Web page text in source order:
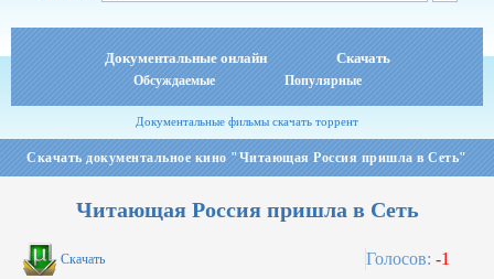
Документальные онлайн Скачать
Обсуждаемые Популярные
Документальные фильмы скачать торрент
Скачать документальное кино "Читающая Россия пришла в Сеть"
Читающая Россия пришла в Сеть
Скачать Голосов: -1